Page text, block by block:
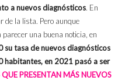
a nuevos diagnósticos. En
de la lista. Pero aunque
una buena noticia, en
su tasa de nuevos diagnósticos
habitantes, en 2021 pasó a ser
PRESENTAN MÁS NUEVOS